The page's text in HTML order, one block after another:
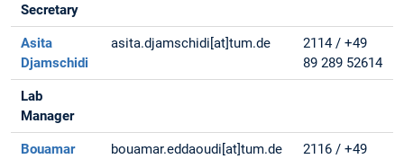
Secretary
Asita
Djamschidi
asita.djamschidi[at]tum.de
2114 / +49
89 289 52614
Lab
Manager
Bouamar
bouamar.eddaoudi[at]tum.de
2116 / +49